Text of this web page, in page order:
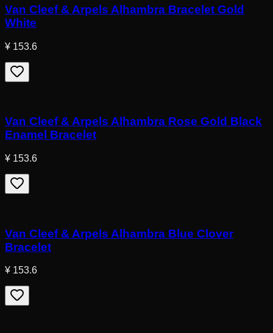
Van Cleef & Arpels Alhambra Bracelet Gold
White
¥ 153.6
Van Cleef & Arpels Alhambra Rose Gold Black
Enamel Bracelet
¥ 153.6
Van Cleef & Arpels Alhambra Blue Clover
Bracelet
¥ 153.6